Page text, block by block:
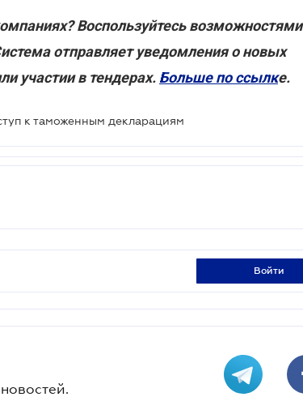
Воспользуйтесь возможностями
отправляет уведомления о новых
участии в тендерах. Больше по ссылке.
к таможенным декларациям
войти